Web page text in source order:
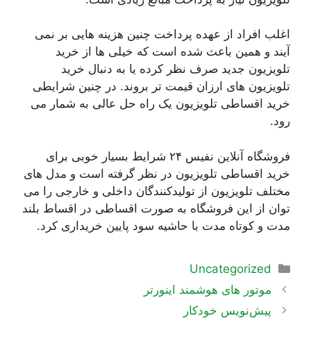
اغلب افراد از عهده پرداخت چنین هزینه هایی بر نمی
آیند و همین باعث شده است که خیلی ها از خرید
تلویزیون جدید صرف نظر کرده یا به دنبال خرید
تلویزیون های ارزان قیمت تر بروند. در چنین شرایطی
خرید اقساطی تلویزیون یک راه حل عالی به شمار می
رود.
فروشگاه آنلاین نفیس ۲۴ شرایط بسیار خوبی برای
خرید اقساطی تلویزیون در نظر گرفته است و مدل های
مختلف تلویزیون از تولیدکنندگان داخلی و خارجی را می
توان از این فروشگاه به صورت اقساطی در اقساط بلند
مدت و کوتاه مدت با حاشیه سود پایین خریداری کرد.
دسته‌ها
Uncategorized
ناوبری
نوشته‌ها
موتور های هوشمند اینورتر
پیش‌نویس خودکار